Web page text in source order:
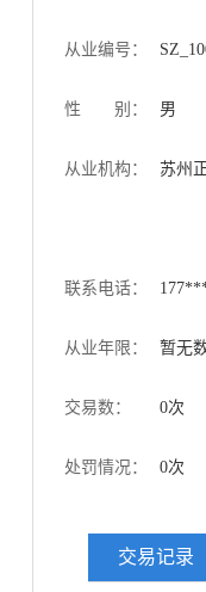
从业编号：
性 别： 男
从业机构： 苏州
联系电话：
从业年限： 暂无
交易数： 0次
处罚情况： 0次
交易记录